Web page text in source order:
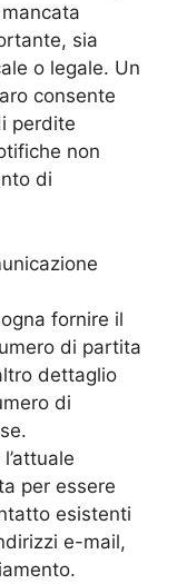
sia
o legale. Un
consente
perdite
non
di
fornire il
di partita
dettaglio
di
per essere
esistenti
e-mail,